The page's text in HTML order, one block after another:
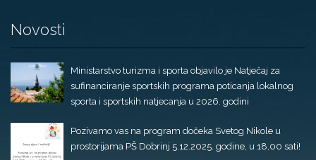
Novosti
Ministarstvo turizma i sporta objavilo je Natječaj za
sufinanciranje sportskih programa poticanja lokalnog
sporta i sportskih natjecanja u 2026. godini
Pozivamo vas na program dočeka Svetog Nikole u
prostorijama PŠ Dobrinj 5.12.2025. godine, u 18,00 sati!